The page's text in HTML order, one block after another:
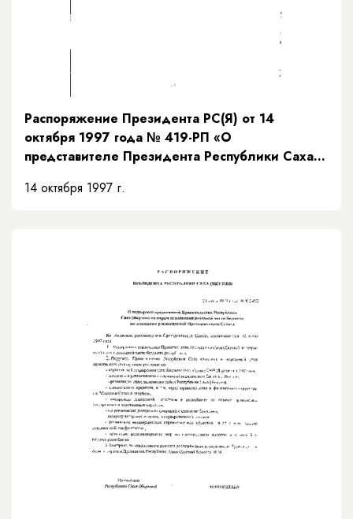
Распоряжение Президента РС(Я) от 14
октября 1997 года № 419-РП «О
представителе Президента Республики Саха
14 октября 1997 г.